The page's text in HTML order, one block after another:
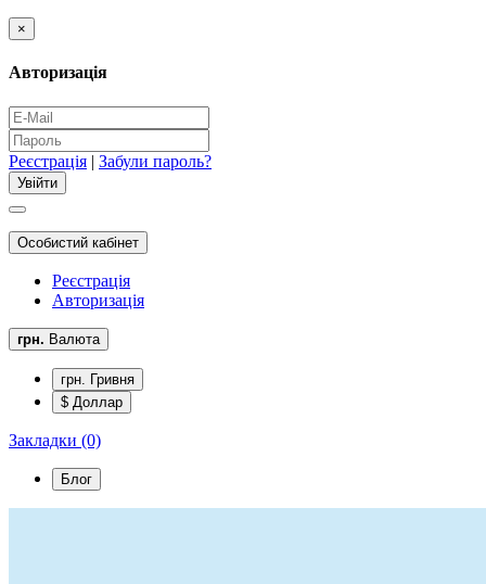
×
Авторизація
Реєстрація | Забули пароль?
Особистий кабінет
Реєстрація
Авторизація
грн. Валюта
грн. Гривня
$ Доллар
Закладки (0)
Блог